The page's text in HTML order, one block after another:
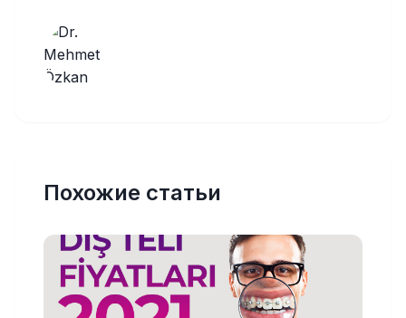
Похожие статьи